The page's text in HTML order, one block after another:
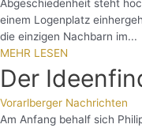
Abgeschiedenheit steht
einem Logenplatz
die einzigen Nachbarn im...
MEHR LESEN
Der
Vorarlberger Nachrichten
Am Anfang behalf sich